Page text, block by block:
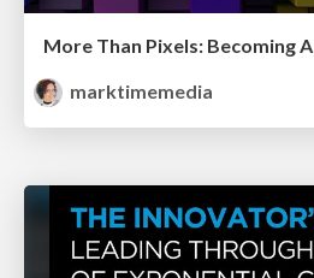
marktimemedia